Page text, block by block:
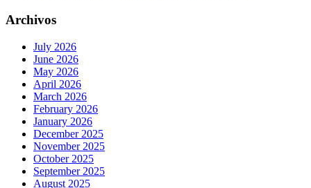
Archivos
July 2026
June 2026
May 2026
April 2026
March 2026
February 2026
January 2026
December 2025
November 2025
October 2025
September 2025
August 2025